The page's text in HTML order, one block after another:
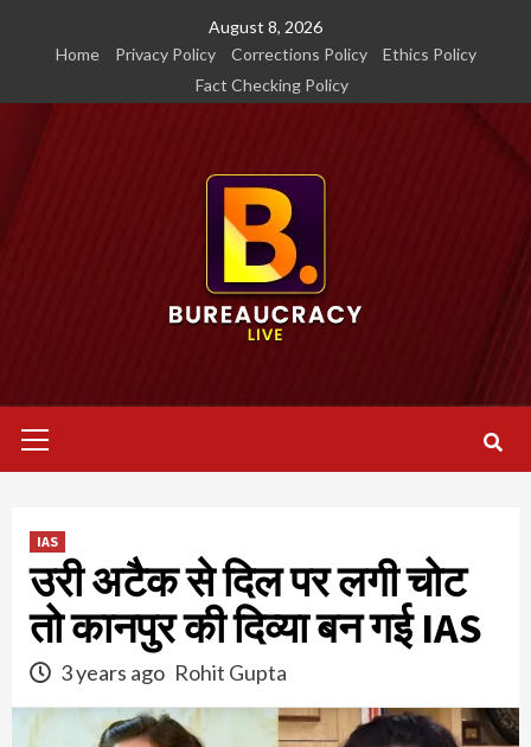
August 8, 2026
Home
Privacy Policy Corrections Policy
Ethics Policy
Fact Checking Policy
Menu
IAS
उरी अटैक से दिल पर लगी चोट
तो कानपुर की दिव्या बन गई IAS
3 years ago Rohit Gupta